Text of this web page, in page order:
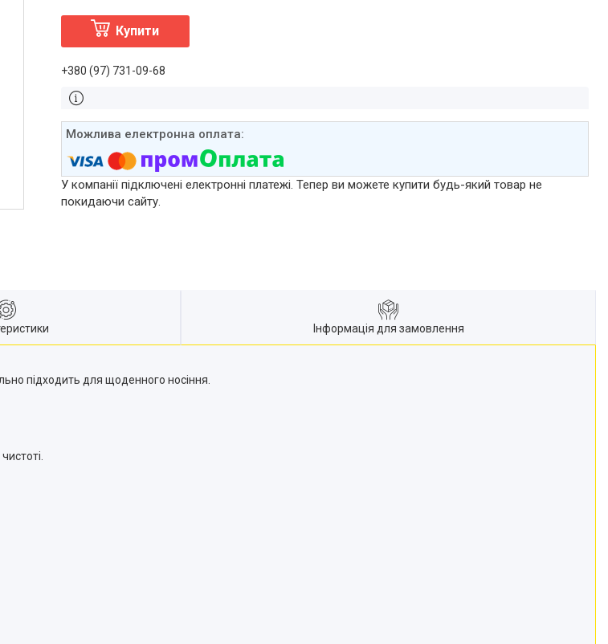
Купити
+380 (97) 731-09-68
У компанії підключені електронні платежі. Тепер ви можете купити будь-який товар не
покидаючи сайту.
Інформація для замовлення
підходить для щоденного носіння.